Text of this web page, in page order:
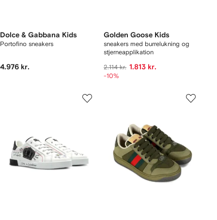
Dolce & Gabbana Kids
Portofino sneakers
4.976 kr.
Golden Goose Kids
sneakers med burrelukning og
stjerneapplikation
2.114 kr. 1.813 kr.
-10%